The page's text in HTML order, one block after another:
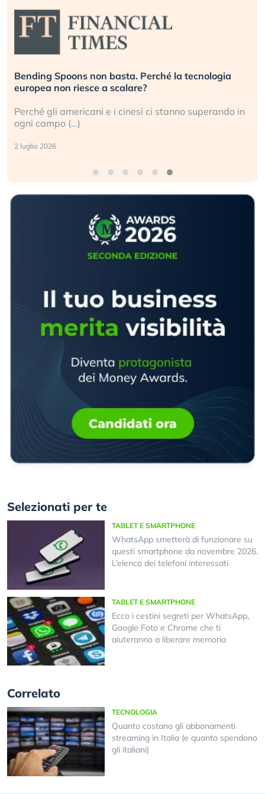
Bending Spoons non basta. Perché la tecnologia
europea non riesce a scalare?
Perché gli americani e i cinesi ci stanno superando in
ogni campo (…)
2 luglio 2026
Selezionati per te
TABLET E SMARTPHONE
WhatsApp smetterà di funzionare su
questi smartphone da novembre 2026.
L’elenco dei telefoni interessati
TABLET E SMARTPHONE
Ecco i cestini segreti per WhatsApp,
Google Foto e Chrome che ti
aiuteranno a liberare memoria
Correlato
TECNOLOGIA
Quanto costano gli abbonamenti
streaming in Italia (e quanto spendono
gli italiani)